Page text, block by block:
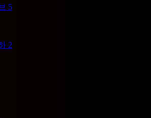
5
2